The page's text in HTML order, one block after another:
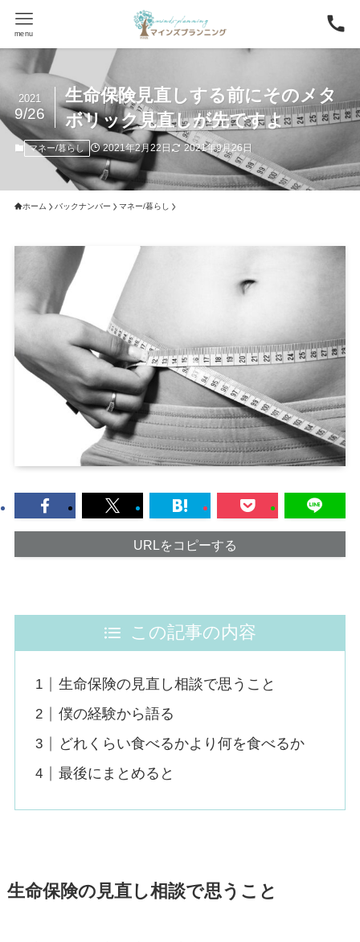
menu
生命保険見直しする前にそのメタ
ボリック見直しが先ですよ
2021
9/26
マネー/暮らし 2021年2月22日 2021年9月26日
ホーム バックナンバー マネー/暮らし
URLをコピーする
この記事の内容
生命保険の見直し相談で思うこと
僕の経験から語る
どれくらい食べるかより何を食べるか
最後にまとめると
生命保険の見直し相談で思うこと